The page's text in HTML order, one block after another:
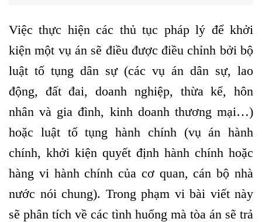
Việc thực hiện các thủ tục pháp lý để khởi
kiện một vụ án sẽ điều được điều chỉnh bởi bộ
luật tố tụng dân sự (các vụ án dân sự, lao
động, đất đai, doanh nghiệp, thừa kế, hôn
nhân và gia đình, kinh doanh thương mại…)
hoặc luật tố tụng hành chính (vụ án hành
chính, khởi kiện quyết định hành chính hoặc
hàng vi hành chính của cơ quan, cán bộ nhà
nước nói chung). Trong phạm vi bài viết này
sẽ phân tích về các tình huống mà tòa án sẽ trả